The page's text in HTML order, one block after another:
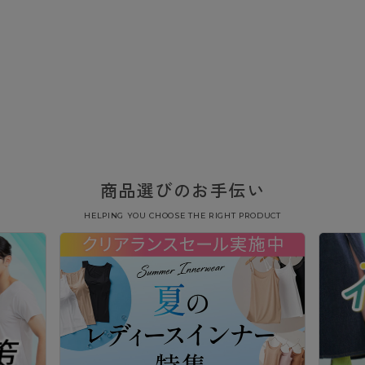
商品選びのお手伝い
HELPING YOU CHOOSE THE RIGHT PRODUCT